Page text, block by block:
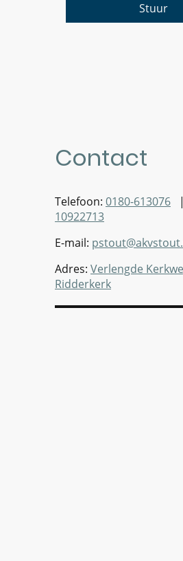
Stuur
Contact
Telefoon: 0180-613076
10922713
E-mail:
Adres: Verlengde
Ridderkerk